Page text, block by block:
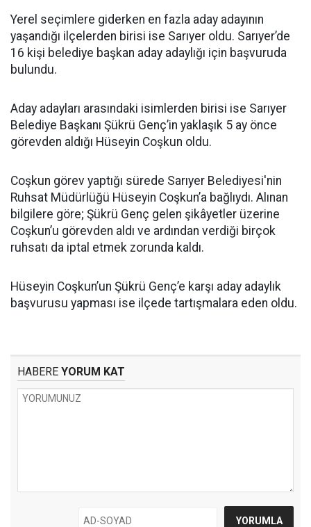
Yerel seçimlere giderken en fazla aday adayının
yaşandığı ilçelerden birisi ise Sarıyer oldu. Sarıyer’de
16 kişi belediye başkan aday adaylığı için başvuruda
bulundu.
Aday adayları arasındaki isimlerden birisi ise Sarıyer
Belediye Başkanı Şükrü Genç’in yaklaşık 5 ay önce
görevden aldığı Hüseyin Coşkun oldu.
Coşkun görev yaptığı sürede Sarıyer Belediyesi'nin
Ruhsat Müdürlüğü Hüseyin Coşkun’a bağlıydı. Alınan
bilgilere göre; Şükrü Genç gelen şikâyetler üzerine
Coşkun’u görevden aldı ve ardından verdiği birçok
ruhsatı da iptal etmek zorunda kaldı.
Hüseyin Coşkun’un Şükrü Genç’e karşı aday adaylık
başvurusu yapması ise ilçede tartışmalara eden oldu.
HABERE YORUM KAT